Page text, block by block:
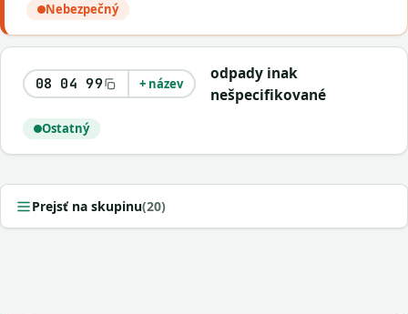
Nebezpečný
08 04 99 + název
odpady inak
nešpecifikované
Ostatný
Prejsť na skupinu(20)